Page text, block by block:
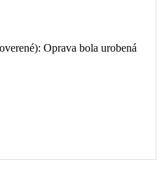
Oprava bola urobená